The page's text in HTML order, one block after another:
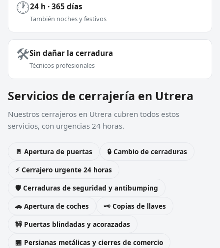
🕐24 h · 365 días
También noches y festivos
🛠️Sin dañar la cerradura
Técnicos profesionales
Servicios de cerrajería en Utrera
Nuestros cerrajeros en Utrera cubren todos estos
servicios, con urgencias 24 horas.
🚪 Apertura de puertas
🔒 Cambio de cerraduras
⚡ Cerrajero urgente 24 horas
🛡️ Cerraduras de seguridad y antibumping
🚗 Apertura de coches
🗝️ Copias de llaves
🚧 Puertas blindadas y acorazadas
🏪 Persianas metálicas y cierres de comercio